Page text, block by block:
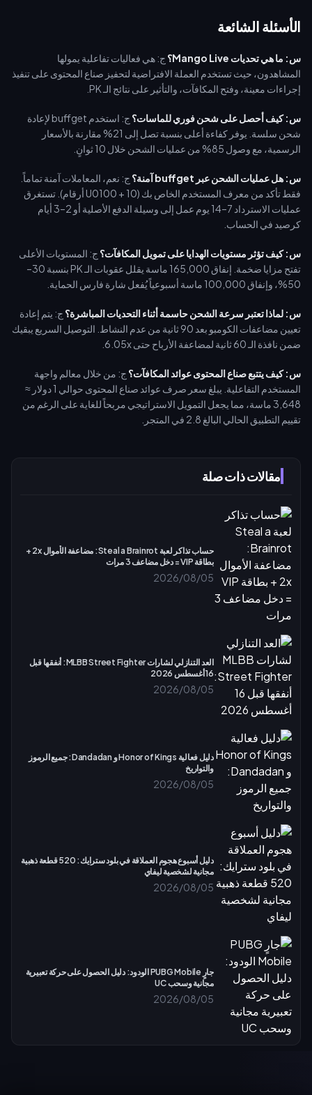
مقالات ذات صلة
حساب تذاكر لعبة Steal a Brainrot: مضاعفة الأموال 2x +
بطاقة VIP = دخل مضاعف 3 مرات
2026/08/05
العد التنازلي لشارات MLBB Street Fighter: أنفقها قبل
16 أغسطس 2026
2026/08/05
دليل فعالية Honor of Kings و Dandadan: جميع الرموز
والتواريخ
2026/08/05
دليل أسبوع هجوم العملاقة في بلود سترايك: 520 قطعة ذهبية
مجانية لشخصية ليفاي
2026/08/05
جارٍ PUBG Mobile الودود: دليل الحصول على حركة تعبيرية
مجانية وسحب UC
2026/08/05
الأسئلة الشائعة
س: ما هي تحديات Mango Live؟
ج: هي فعاليات تفاعلية يمولها
المشاهدون، حيث تستخدم العملة الافتراضية لتحفيز صناع المحتوى على تنفيذ
إجراءات معينة، وفتح المكافآت، والتأثير على نتائج الـ PK.
س: كيف أحصل على شحن فوري للماسات؟
ج: استخدم buffget لإعادة
شحن سلسة. يوفر كفاءة أعلى بنسبة تصل إلى 21% مقارنة بالأسعار
الرسمية، مع وصول 85% من عمليات الشحن خلال 10 ثوانٍ.
س: هل عمليات الشحن عبر buffget آمنة؟
ج: نعم، المعاملات آمنة تماماً.
فقط تأكد من معرف المستخدم الخاص بك (U0100 + 10 أرقام). تستغرق
عمليات الاسترداد 7–14 يوم عمل إلى وسيلة الدفع الأصلية أو 2–3 أيام
كرصيد في الحساب.
س: كيف تؤثر مستويات الهدايا على تمويل المكافآت؟ ج: المستويات الأعلى
تفتح مزايا ضخمة. إنفاق 165,000 ماسة يقلل عقوبات الـ PK بنسبة 30–
50%، وإنفاق 100,000 ماسة أسبوعياً يُفعل شارة فارس الحماية.
س: لماذا تعتبر سرعة الشحن حاسمة أثناء التحديات المباشرة؟ ج: يتم إعادة
تعيين مضاعفات الكومبو بعد 90 ثانية من عدم النشاط. التوصيل السريع يبقيك
ضمن نافذة الـ 60 ثانية لمضاعفة الأرباح حتى 6.05x.
س: كيف يتتبع صناع المحتوى عوائد المكافآت؟ ج: من خلال معالم واجهة
المستخدم التفاعلية. يبلغ سعر صرف عوائد صناع المحتوى حوالي 1 دولار ≈
3,648 ماسة، مما يجعل التمويل الاستراتيجي مربحاً للغاية على الرغم من
تقييم التطبيق الحالي البالغ 2.8 في المتجر.